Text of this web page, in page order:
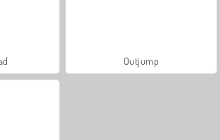
Outjump